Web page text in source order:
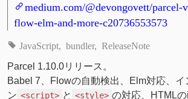
medium.com/@devongovett/parcel-
flow-elm-and-more-c20736553573
JavaScript bundler ReleaseNote
Parcel 1.10.0リリース。
Babel 7、Flowの自動検出、Elm対応、イ
ン <script> と <style> の対応、HTML